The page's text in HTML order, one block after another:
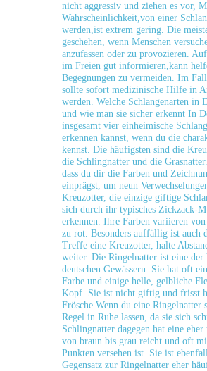
nicht aggressiv und ziehen es vor,
‍Wahrscheinlichkeit,von⁣ einer
werden,ist extrem ⁢gering. Die‌
geschehen, wenn Menschen
anzufassen⁣ oder zu ​provozieren.
im ‍Freien gut informieren,kann
Begegnungen⁣ zu vermeiden. Im
‌sollte sofort medizinische Hilfe ⁤in
werden. Welche Schlangenarten in
und wie‍ man ⁣sie sicher ‌erkennt In
‌insgesamt vier⁣ einheimische
erkennen kannst, ‌wenn‌ du die
kennst. ​Die häufigsten sind die
die⁤ Schlingnatter und die
dass du dir die Farben und
einprägst, um neun
Kreuzotter,​ die einzige ​giftige
sich durch ihr ⁤typisches Zickzack-
erkennen. ⁣Ihre Farben⁤ variieren
zu⁤ rot. Besonders⁤ auffällig ist auch⁢
Treffe eine‍ Kreuzotter,‌ halte
weiter. Die Ringelnatter ist eine der
deutschen Gewässern. Sie hat oft
‌Farbe und⁣ einige helle, gelbliche
Kopf.‍ Sie ‍ist nicht giftig und frisst
Frösche.Wenn ⁤du eine Ringelnatter
Regel ​in Ruhe lassen, da sie ⁣sich⁢
Schlingnatter dagegen⁣ hat eine
von braun bis grau reicht und oft
Punkten versehen ist. Sie ist
Gegensatz ​zur ‌Ringelnatter eher